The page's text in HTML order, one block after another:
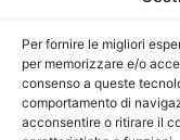
Per fornire le migliori
per memorizzare e/o
consenso a queste
comportamento di
acconsentire o ritirare il
l’accesso agli
come vengono
venerdì 3 Luglio 2026 |